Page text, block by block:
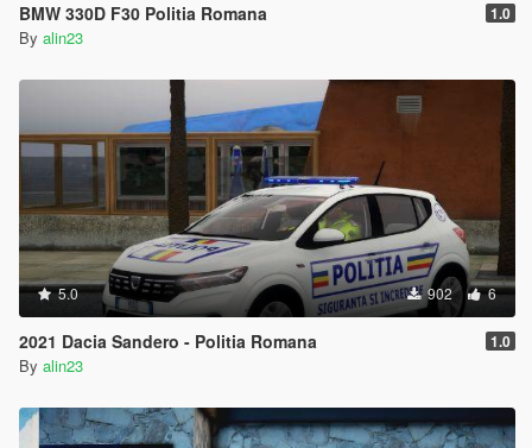
BMW 330D F30 Politia Romana 1.0
By alin23
5.0 902 6
2021 Dacia Sandero - Politia Romana 1.0
By alin23